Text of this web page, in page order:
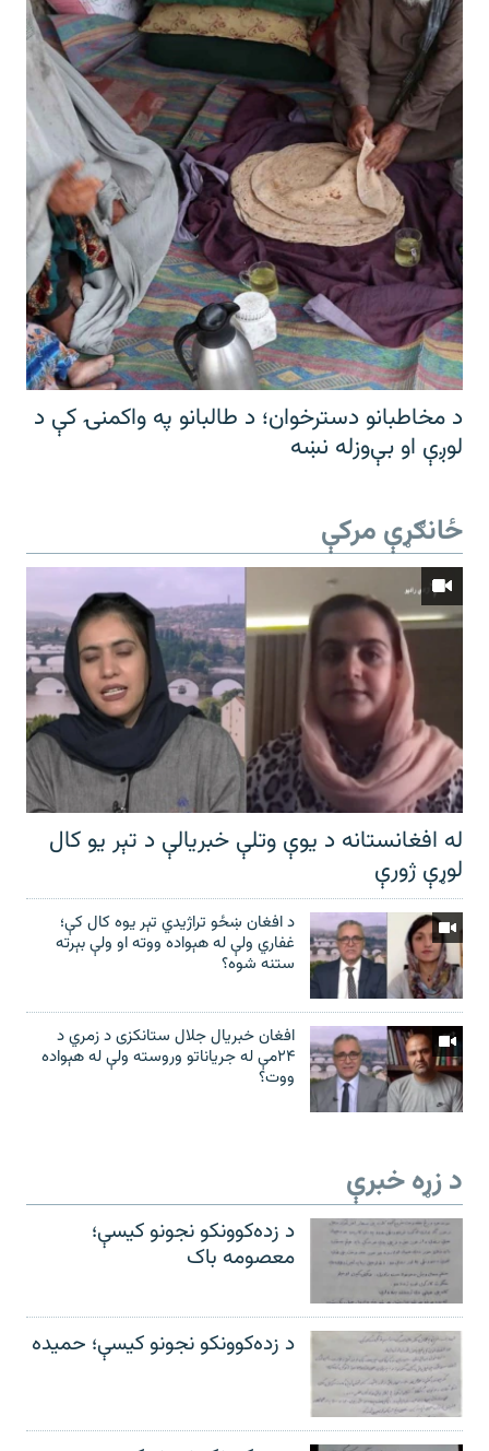
د مخاطبانو دسترخوان؛ د طالبانو په واکمنۍ کې د
لوږې او بې‌وزله نښه
ځانګړې مرکې
له افغانستانه د یوې وتلې خبریالې د تېر يو کال
لوړې ژورې
د افغان ښځو تراژیدي تېر یوه کال کې؛
غفاري ولې له هېواده ووته او ولې بېرته
ستنه شوه؟
افغان خبریال جلال ستانکزی د زمري د
۲۴مې له جریاناتو وروسته ولې له هېواده
ووت؟
د زړه خبرې
د زده‌کوونکو نجونو کیسې؛
معصومه باک
د زده‌کوونکو نجونو کیسې؛ حمیده